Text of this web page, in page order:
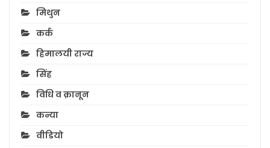
मिथुन
कर्क
हिमालयी राज्य
सिंह
विधि व क़ानून
कन्या
वीडियो